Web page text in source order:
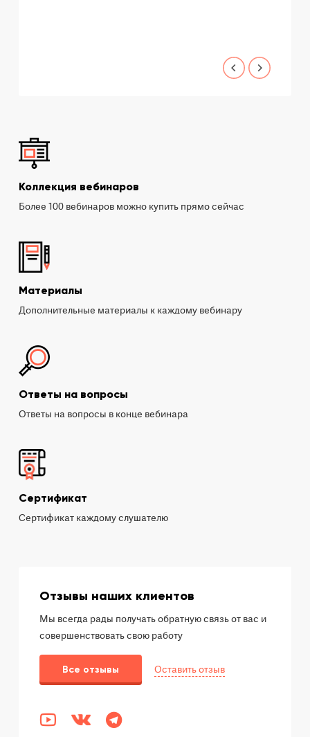
Коллекция вебинаров
Более 100 вебинаров можно купить прямо сейчас
Материалы
Дополнительные материалы к каждому вебинару
Ответы на вопросы
Ответы на вопросы в конце вебинара
Сертификат
Сертификат каждому слушателю
Отзывы наших клиентов
Мы всегда рады получать обратную связь от вас и
совершенствовать свою работу
Все отзывы Оставить отзыв